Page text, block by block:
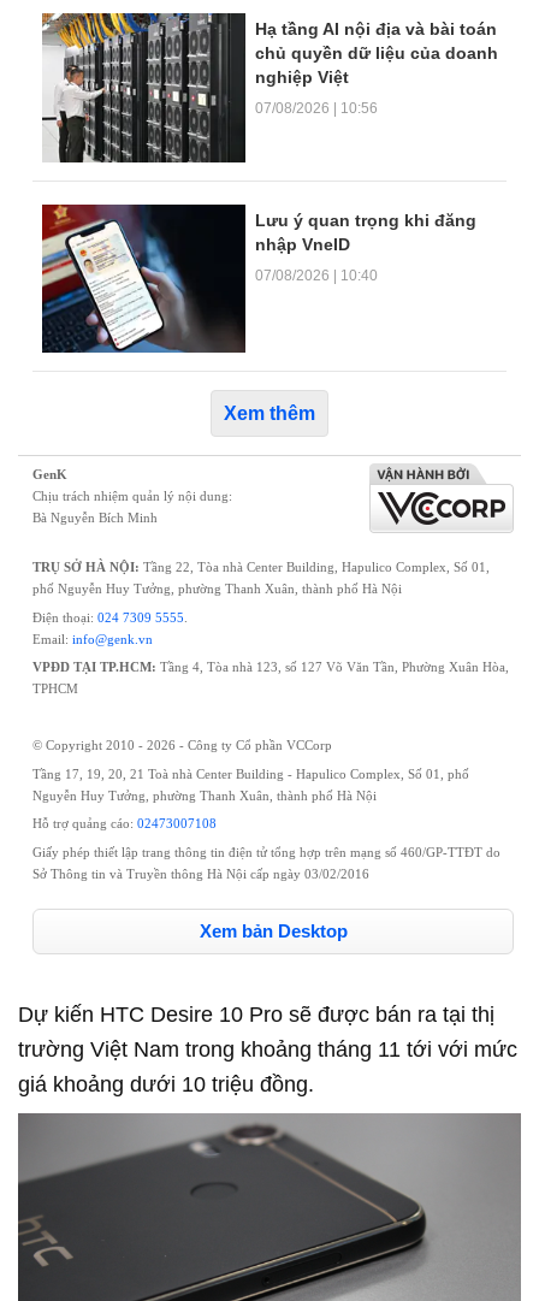
Hạ tầng AI nội địa và bài toán
chủ quyền dữ liệu của doanh
nghiệp Việt
07/08/2026 | 10:56
Lưu ý quan trọng khi đăng
nhập VneID
07/08/2026 | 10:40
Xem thêm
GenK
Chịu trách nhiệm quản lý nội dung:
Bà Nguyễn Bích Minh
TRỤ SỞ HÀ NỘI: Tầng 22, Tòa nhà Center Building, Hapulico Complex, Số 01,
phố Nguyễn Huy Tưởng, phường Thanh Xuân, thành phố Hà Nội
Điện thoại: 024 7309 5555
Email: info@genk.vn
VPĐD TẠI TP.HCM: Tầng 4, Tòa nhà 123, số 127 Võ Văn Tần, Phường Xuân Hòa,
TPHCM
© Copyright 2010 - 2026 - Công ty Cổ phần VCCorp
Tầng 17, 19, 20, 21 Toà nhà Center Building - Hapulico Complex, Số 01, phố
Nguyễn Huy Tưởng, phường Thanh Xuân, thành phố Hà Nội
Hỗ trợ quảng cáo: 02473007108
Giấy phép thiết lập trang thông tin điện tử tổng hợp trên mạng số 460/GP-TTĐT do
Sở Thông tin và Truyền thông Hà Nội cấp ngày 03/02/2016
Xem bản Desktop
Dự kiến HTC Desire 10 Pro sẽ được bán ra tại thị
trường Việt Nam trong khoảng tháng 11 tới với mức
giá khoảng dưới 10 triệu đồng.